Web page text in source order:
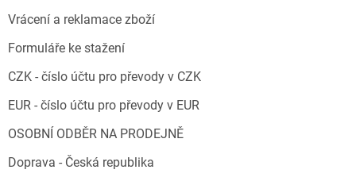
Vrácení a reklamace zboží
Formuláře ke stažení
CZK - číslo účtu pro převody v CZK
EUR - číslo účtu pro převody v EUR
OSOBNÍ ODBĚR NA PRODEJNĚ
Doprava - Česká republika